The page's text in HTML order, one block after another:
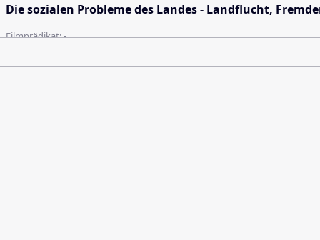
Die sozialen Probleme des Landes - Landflucht,
Filmprädikat:-